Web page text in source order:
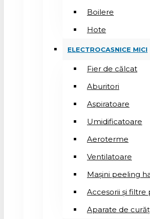
Boilere
Hote
ELECTROCASNICE MICI
Fier de călcat
Aburitori
Aspiratoare
Umidificatoare
Aeroterme
Ventilatoare
Mașini peeling
Accesorii și filtre
Aparate de